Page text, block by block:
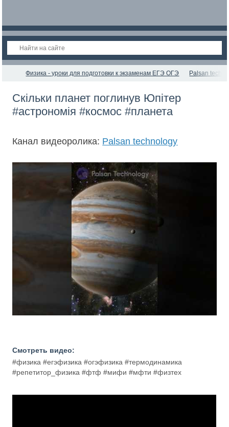
Физика - уроки для подготовки к экзаменам ЕГЭ ОГЭ Palsan
Скільки планет поглинув Юпітер
#астрономія #космос #планета
Канал видеоролика: Palsan technology
Смотреть видео:
#физика #егэфизика #огэфизика #термодинамика
#репетитор_физика #фтф #мифи #мфти #физтех